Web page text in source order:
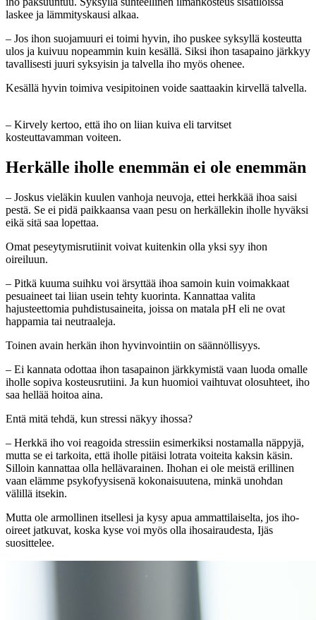
laskee ja lämmityskausi alkaa.
– Jos ihon suojamuuri ei toimi hyvin, iho puskee syksyllä kosteutta
ulos ja kuivuu nopeammin kuin kesällä. Siksi ihon tasapaino järkkyy
tavallisesti juuri syksyisin ja talvella iho myös ohenee.
Kesällä hyvin toimiva vesipitoinen voide saattaakin kirvellä talvella.
– Kirvely kertoo, että iho on liian kuiva eli tarvitset
kosteuttavamman voiteen.
Herkälle iholle enemmän ei ole enemmän
– Joskus vieläkin kuulen vanhoja neuvoja, ettei herkkää ihoa saisi
pestä. Se ei pidä paikkaansa vaan pesu on herkällekin iholle hyväksi
eikä sitä saa lopettaa.
Omat peseytymisrutiinit voivat kuitenkin olla yksi syy ihon
oireiluun.
– Pitkä kuuma suihku voi ärsyttää ihoa samoin kuin voimakkaat
pesuaineet tai liian usein tehty kuorinta. Kannattaa valita
hajusteettomia puhdistusaineita, joissa on matala pH eli ne ovat
happamia tai neutraaleja.
Toinen avain herkän ihon hyvinvointiin on säännöllisyys.
– Ei kannata odottaa ihon tasapainon järkkymistä vaan luoda omalle
iholle sopiva kosteusrutiini. Ja kun huomioi vaihtuvat olosuhteet, iho
saa hellää hoitoa aina.
Entä mitä tehdä, kun stressi näkyy ihossa?
– Herkkä iho voi reagoida stressiin esimerkiksi nostamalla näppyjä,
mutta se ei tarkoita, että iholle pitäisi lotrata voiteita kaksin käsin.
Silloin kannattaa olla hellävarainen. Ihohan ei ole meistä erillinen
vaan elämme psykofyysisenä kokonaisuutena, minkä unohdan
välillä itsekin.
Mutta ole armollinen itsellesi ja kysy apua ammattilaiselta, jos iho-
oireet jatkuvat, koska kyse voi myös olla ihosairaudesta, Ijäs
suosittelee.